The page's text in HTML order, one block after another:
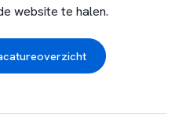
website te halen.